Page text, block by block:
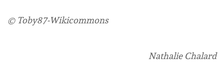
© Toby87-Wikicommons
Nathalie Chalard